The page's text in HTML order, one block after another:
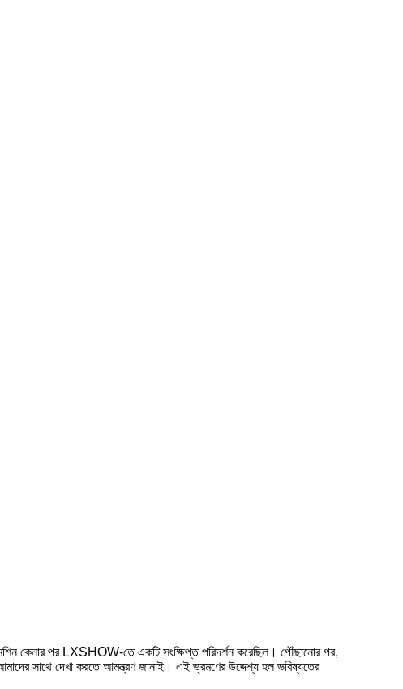
কেনার পর LXSHOW-তে একটি সংক্ষিপ্ত পরিদর্শন করেছিল। পৌঁছানোর পর,
সাথে দেখা করতে আমন্ত্রণ জানাই। এই ভ্রমণের উদ্দেশ্য হল ভবিষ্যতের